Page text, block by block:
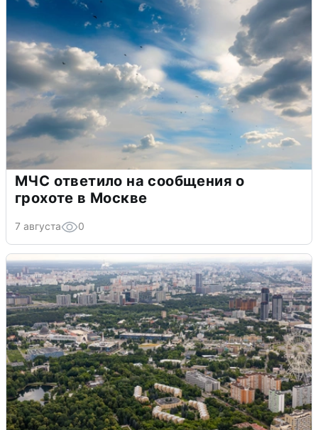
МЧС ответило на сообщения о
грохоте в Москве
7 августа 0